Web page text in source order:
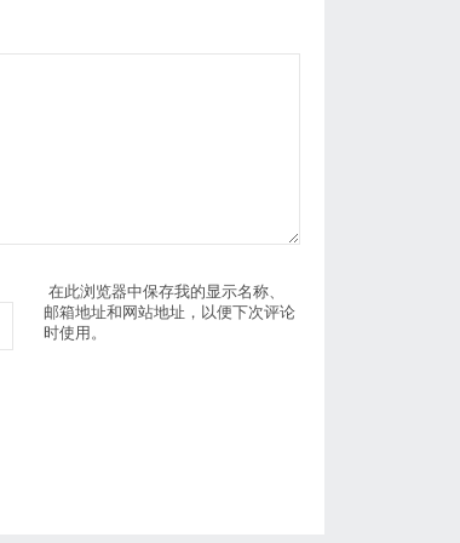
在此浏览器中保存我的显示名称、
邮箱地址和网站地址，以便下次评论
时使用。